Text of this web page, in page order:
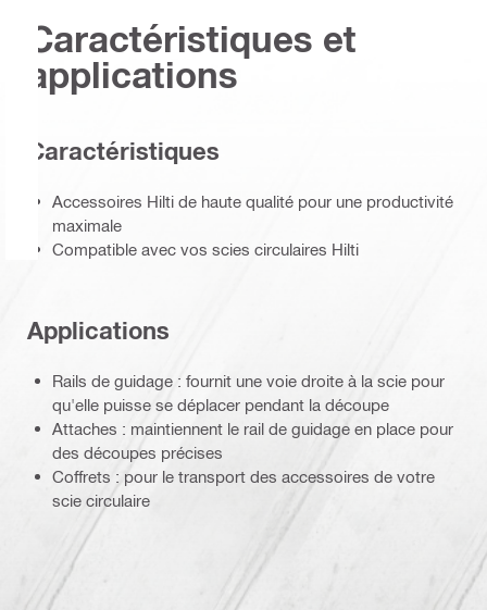
Caractéristiques et
applications
Caractéristiques
Accessoires Hilti de haute qualité pour une productivité
maximale
Compatible avec vos scies circulaires Hilti
Applications
Rails de guidage : fournit une voie droite à la scie pour
qu'elle puisse se déplacer pendant la découpe
Attaches : maintiennent le rail de guidage en place pour
des découpes précises
Coffrets : pour le transport des accessoires de votre
scie circulaire